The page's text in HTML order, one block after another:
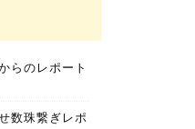
らのレポート
数珠繋ぎレポ